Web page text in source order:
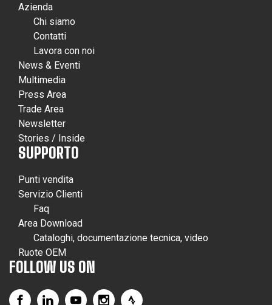
Azienda
Chi siamo
Contatti
Lavora con noi
News & Eventi
Multimedia
Press Area
Trade Area
Newsletter
Stories / Inside
SUPPORTO
Punti vendita
Servizio Clienti
Faq
Area Download
Cataloghi, documentazione tecnica, video
Ruote OEM
FOLLOW US ON